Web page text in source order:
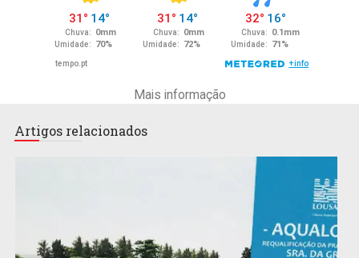
Mais informação
Artigos relacionados